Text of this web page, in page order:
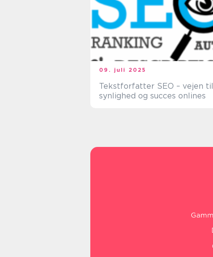
09. juli 2025
Tekstforfatter SEO – vejen til
synlighed og succes onlines